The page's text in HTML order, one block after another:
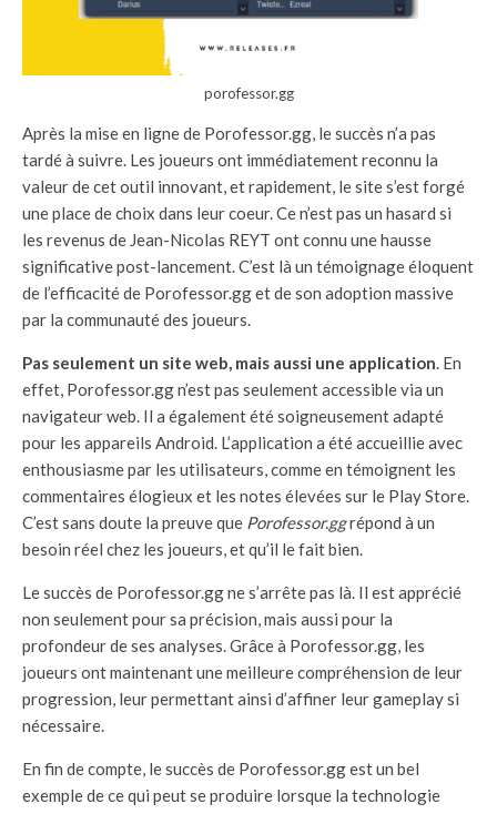
porofessor.gg
Après la mise en ligne de Porofessor.gg, le succès n’a pas
tardé à suivre. Les joueurs ont immédiatement reconnu la
valeur de cet outil innovant, et rapidement, le site s’est forgé
une place de choix dans leur coeur. Ce n’est pas un hasard si
les revenus de Jean-Nicolas REYT ont connu une hausse
significative post-lancement. C’est là un témoignage éloquent
de l’efficacité de Porofessor.gg et de son adoption massive
par la communauté des joueurs.
Pas seulement un site web, mais aussi une application. En
effet, Porofessor.gg n’est pas seulement accessible via un
navigateur web. Il a également été soigneusement adapté
pour les appareils Android. L’application a été accueillie avec
enthousiasme par les utilisateurs, comme en témoignent les
commentaires élogieux et les notes élevées sur le Play Store.
C’est sans doute la preuve que Porofessor.ggrépond à un
besoin réel chez les joueurs, et qu’il le fait bien.
Le succès de Porofessor.gg ne s’arrête pas là. Il est apprécié
non seulement pour sa précision, mais aussi pour la
profondeur de ses analyses. Grâce à Porofessor.gg, les
joueurs ont maintenant une meilleure compréhension de leur
progression, leur permettant ainsi d’affiner leur gameplay si
nécessaire.
En fin de compte, le succès de Porofessor.gg est un bel
exemple de ce qui peut se produire lorsque la technologie